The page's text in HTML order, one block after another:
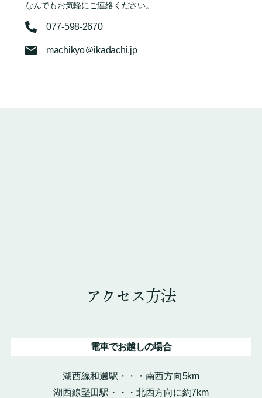
なんでもお気軽にご連絡ください。
077-598-2670
machikyo＠ikadachi.jp
アクセス方法
電車でお越しの場合
湖西線和邇駅・・・南西方向5km
湖西線堅田駅・・・北西方向に約7km